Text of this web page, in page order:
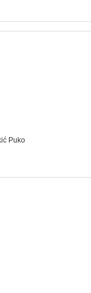
Puko